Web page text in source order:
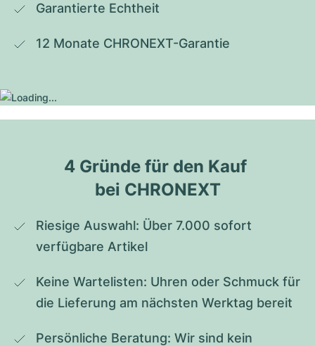
Garantierte Echtheit
12 Monate CHRONEXT-Garantie
4 Gründe für den Kauf
bei CHRONEXT
Riesige Auswahl: Über 7.000 sofort
verfügbare Artikel
Keine Wartelisten: Uhren oder Schmuck für
die Lieferung am nächsten Werktag bereit
Persönliche Beratung: Wir sind kein